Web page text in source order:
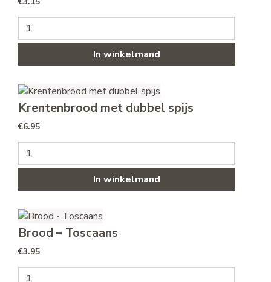
Meergranen stokbrood aantal
In winkelmand
Krentenbrood met dubbel spijs
€6.95
Krentenbrood met dubbel spijs aantal
In winkelmand
Brood – Toscaans
€3.95
Brood - Toscaans aantal